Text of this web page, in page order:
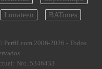
Lunateen BATimes
Perfil.com 2006-2026 - Todos
Nro. 5346433